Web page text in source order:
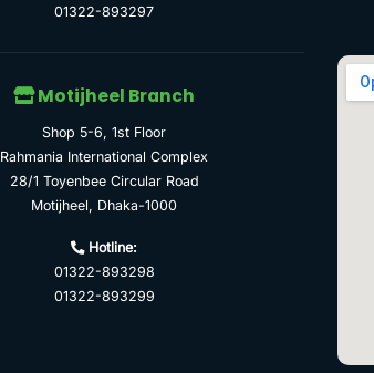
01322-893297
Motijheel Branch
Shop 5-6, 1st Floor
Rahmania International Complex
28/1 Toyenbee Circular Road
Motijheel, Dhaka-1000
Hotline:
01322-893298
01322-893299